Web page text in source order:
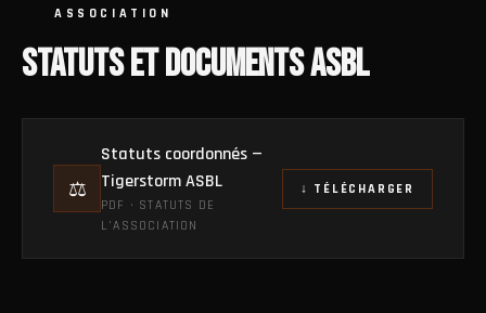
ASSOCIATION
STATUTS ET DOCUMENTS ASBL
⚖️
Statuts coordonnés —
Tigerstorm ASBL
PDF · STATUTS DE
L'ASSOCIATION
↓ TÉLÉCHARGER